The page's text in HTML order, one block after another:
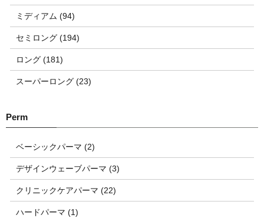
ミディアム (94)
セミロング (194)
ロング (181)
スーパーロング (23)
ベーシックパーマ (2)
デザインウェーブパーマ (3)
クリニックケアパーマ (22)
ハードパーマ (1)